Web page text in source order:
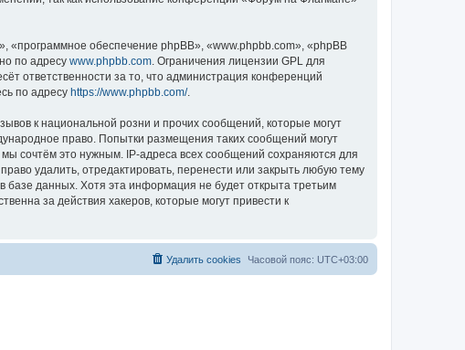
обеспечение phpBB», «www.phpbb.com», «phpBB
по адресу www.phpbb.com. Ограничения лицензии GPL для
ответственности за то, что администрация конференций
по адресу https://www.phpbb.com/.
к национальной розни и прочих сообщений, которые могут
право. Попытки размещения таких сообщений могут
сочтём это нужным. IP-адреса всех сообщений сохраняются для
удалить, отредактировать, перенести или закрыть любую тему
базе данных. Хотя эта информация не будет открыта третьим
за действия хакеров, которые могут привести к
Часовой пояс: UTC+03:00
Удалить cookies